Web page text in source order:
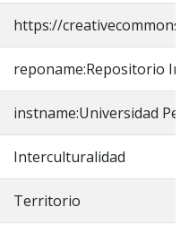
https://
reponame:Repositorio
instname:Universidad
Interculturalidad
Territorio